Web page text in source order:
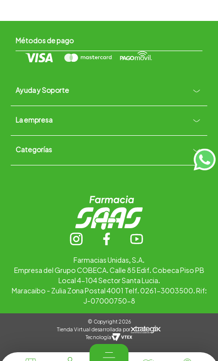
Métodos de pago
Ayuda y Soporte +
Contacto vía WhatsApp
Términos y condiciones
La empresa +
Quiénes somos
Trabaja con nosotros
Categorías +
Farmacias Unidas, S.A.
Empresa del Grupo COBECA. Calle 85 Edif. Cobeca Piso PB
Local 4-104 Sector Santa Lucia.
Maracaibo - Zulia Zona Postal 4001 Telf. 0261-3003500. Rif:
J-07000750-8
© Copyright 2026
Tienda Virtual desarrollada por
Tecnología